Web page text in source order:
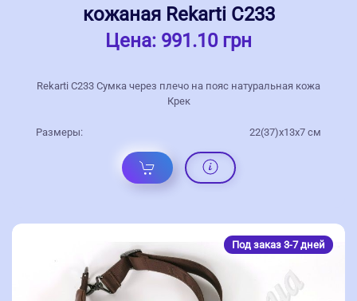
кожаная Rekarti С233
Цена: 991.10 грн
Rekarti С233 Сумка через плечо на пояс натуральная кожа
Крек
Размеры: 22(37)х13х7 см
Под заказ 3-7 дней